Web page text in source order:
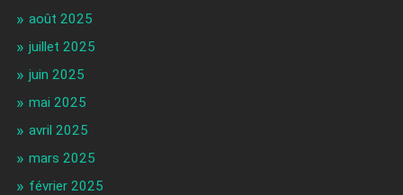
août 2025
juillet 2025
juin 2025
mai 2025
avril 2025
mars 2025
février 2025